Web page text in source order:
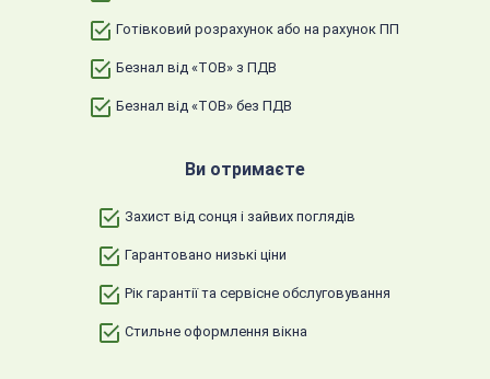
Готівковий розрахунок або на рахунок ПП
Безнал від «ТОВ» з ПДВ
Безнал від «ТОВ» без ПДВ
Ви отримаєте
Захист від сонця і зайвих поглядів
Гарантовано низькі ціни
Рік гарантії та сервісне обслуговування
Стильне оформлення вікна